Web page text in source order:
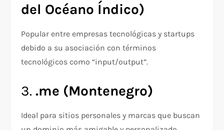
del Océano Índico)
Popular entre empresas tecnológicas y startups
debido a su asociación con términos
tecnológicos como “input/output”.
3..me (Montenegro)
Ideal para sitios personales y marcas que buscan